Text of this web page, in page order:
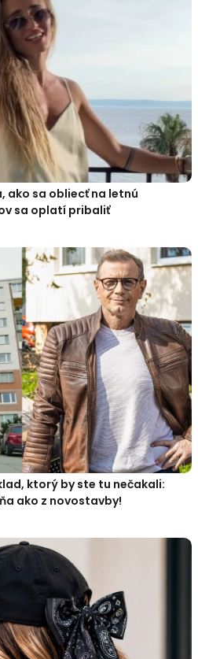
ako sa obliecť na letnú
sa oplatí pribaliť
ktorý by ste tu nečakali:
ako z novostavby!